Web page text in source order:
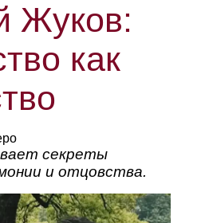
Жуков:
как
секреты
и отцовства.